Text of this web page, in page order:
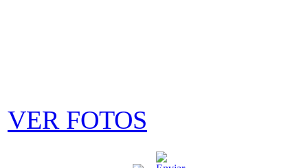
VER FOTOS